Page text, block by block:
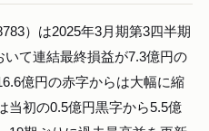
）は2025年3月期第3四半期
いて連結最終損益が7.3億円の
億円の赤字からは大幅に縮
当初の0.5億円黒字から5.5億